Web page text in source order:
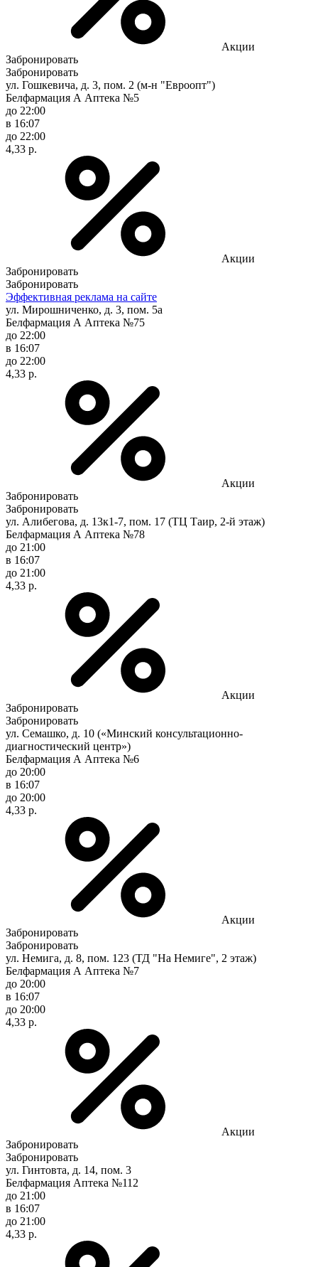
Акции
Забронировать
Забронировать
ул. Гошкевича, д. 3, пом. 2 (м-н "Евроопт")
Белфармация А Аптека №5
до 22:00
в 16:07
до 22:00
4,33 р.
Акции
Забронировать
Забронировать
Эффективная реклама на сайте
ул. Мирошниченко, д. 3, пом. 5а
Белфармация А Аптека №75
до 22:00
в 16:07
до 22:00
4,33 р.
Акции
Забронировать
Забронировать
ул. Алибегова, д. 13к1-7, пом. 17 (ТЦ Таир, 2-й этаж)
Белфармация А Аптека №78
до 21:00
в 16:07
до 21:00
4,33 р.
Акции
Забронировать
Забронировать
ул. Семашко, д. 10 («Минский консультационно-
диагностический центр»)
Белфармация А Аптека №6
до 20:00
в 16:07
до 20:00
4,33 р.
Акции
Забронировать
Забронировать
ул. Немига, д. 8, пом. 123 (ТД "На Немиге", 2 этаж)
Белфармация А Аптека №7
до 20:00
в 16:07
до 20:00
4,33 р.
Акции
Забронировать
Забронировать
ул. Гинтовта, д. 14, пом. 3
Белфармация Аптека №112
до 21:00
в 16:07
до 21:00
4,33 р.